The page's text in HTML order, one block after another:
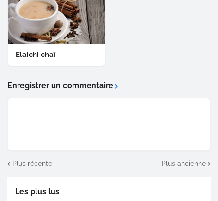
Elaichi chaï
Enregistrer un commentaire
Plus récente Plus ancienne
Les plus lus